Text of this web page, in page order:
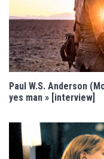
Paul W.S. Anderson
yes man » [interview]